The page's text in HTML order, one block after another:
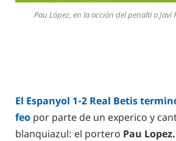
Pau López, en la acción del penalti a Javi
El Espanyol 1-2 Real Betis
feo por parte de un experico y
blanquiazul: el portero Pau Lopez.